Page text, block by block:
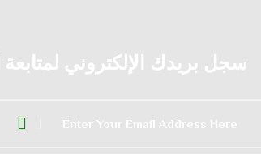
سجل بريدك الإلكتروني لمتابعة